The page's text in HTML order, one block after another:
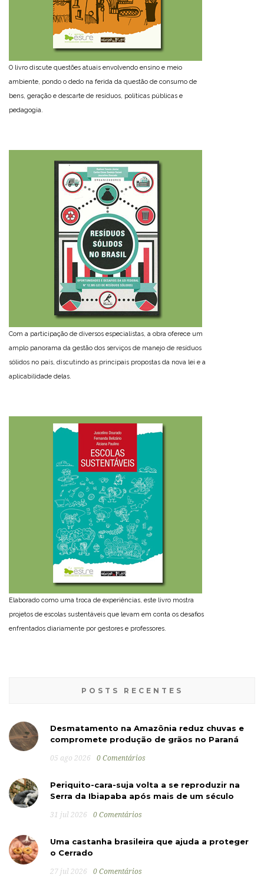
O livro discute questões atuais envolvendo ensino e meio
ambiente, pondo o dedo na ferida da questão de consumo de
bens, geração e descarte de resíduos, políticas públicas e
pedagogia.
Com a participação de diversos especialistas, a obra oferece um
amplo panorama da gestão dos serviços de manejo de resíduos
sólidos no país, discutindo as principais propostas da nova lei e a
aplicabilidade delas.
Elaborado como uma troca de experiências, este livro mostra
projetos de escolas sustentáveis que levam em conta os desafios
enfrentados diariamente por gestores e professores.
POSTS RECENTES
Desmatamento na Amazônia reduz chuvas e
compromete produção de grãos no Paraná
05 ago 2026 0 Comentários
Periquito-cara-suja volta a se reproduzir na
Serra da Ibiapaba após mais de um século
31 jul 2026 0 Comentários
Uma castanha brasileira que ajuda a proteger
o Cerrado
27 jul 2026 0 Comentários